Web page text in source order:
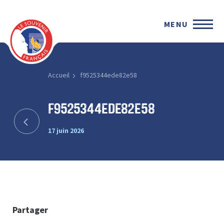
MENU
Accueil f9525344ede82e58
f9525344ede82e58
17 juin 2026
Partager